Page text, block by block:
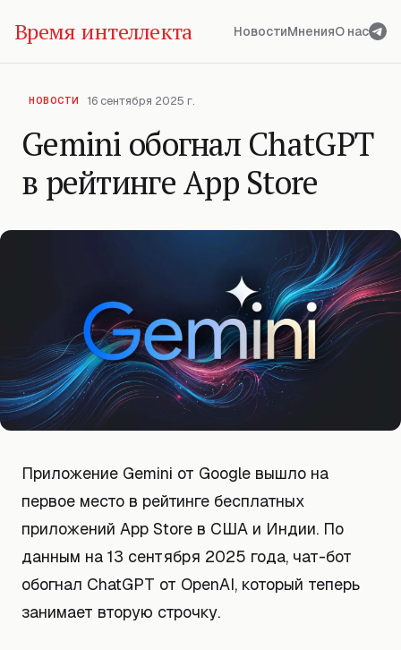
Время интеллекта НовостиМненияО нас
НОВОСТИ 16 сентября 2025 г.
Gemini обогнал ChatGPT
в рейтинге App Store
Приложение Gemini от Google вышло на
первое место в рейтинге бесплатных
приложений App Store в США и Индии. По
данным на 13 сентября 2025 года, чат-бот
обогнал ChatGPT от OpenAI, который теперь
занимает вторую строчку.